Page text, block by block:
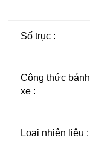
Số trục :
Công thức bánh
xe :
Loại nhiên liệu :